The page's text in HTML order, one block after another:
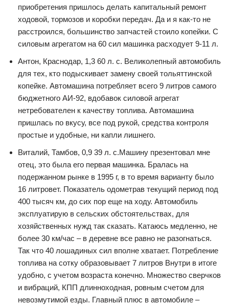
приобретения пришлось делать капитальный ремонт
ходовой, тормозов и коробки передач. Да и я как-то не
расстроился, большинство запчастей стоило копейки. С
силовым агрегатом на 60 сил машинка расходует 9-11 л.
Антон, Краснодар, 1,3 60 л. с. Великолепный автомобиль
для тех, кто подыскивает замену своей тольяттинской
копейке. Автомашина потребляет всего 9 литров самого
бюджетного АИ-92, вдобавок силовой агрегат
нетребователен к качеству топлива. Автомашина
пришлась по вкусу, все под рукой, средства контроля
простые и удобные, ни капли лишнего.
Виталий, Тамбов, 0,9 39 л. с.Машину презентовал мне
отец, это была его первая машинка. Бралась на
подержанном рынке в 1995 г, в то время варианту было
16 литровет. Показатель одометрав текущий период под
400 тысяч км, до сих пор еще на ходу. Автомобиль
эксплуатирую в сельских обстоятельствах, для
хозяйственных нужд так сказать. Катаюсь медленно, не
более 30 км/час – в деревне все равно не разогнаться.
Так что 40 лошадиных сил вполне хватает. Потребление
топлива на сотку образовывает 7 литров Внутри в итоге
удобно, с учетом возраста конечно. Множество сверчков
и вибраций, КПП длинноходная, ровным счетом для
невозмутимой езды. Главный плюс в автомобиле –